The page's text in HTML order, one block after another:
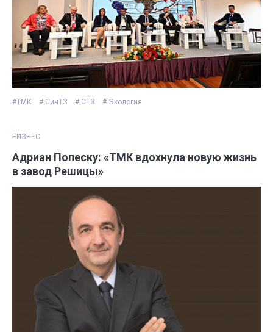
#ТМК # СинТЗ # СТЗ # Экология
БИЗНЕС
Адриан Попеску: «ТМК вдохнула новую жизнь
в завод Решицы»